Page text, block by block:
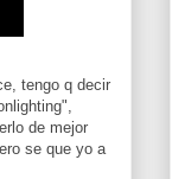
tengo q decir
de mejor
se que yo a